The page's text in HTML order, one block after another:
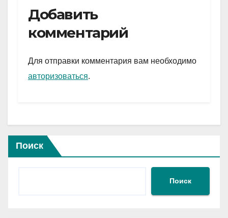
e
gr
a
m
er
s
A
p
и
Добавить
комментарий
Для отправки комментария вам необходимо
авторизоваться.
Поиск
Поиск